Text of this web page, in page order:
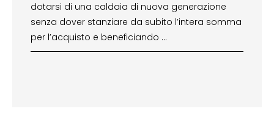
dotarsi di una caldaia di nuova generazione
senza dover stanziare da subito l’intera somma
per l’acquisto e beneficiando …